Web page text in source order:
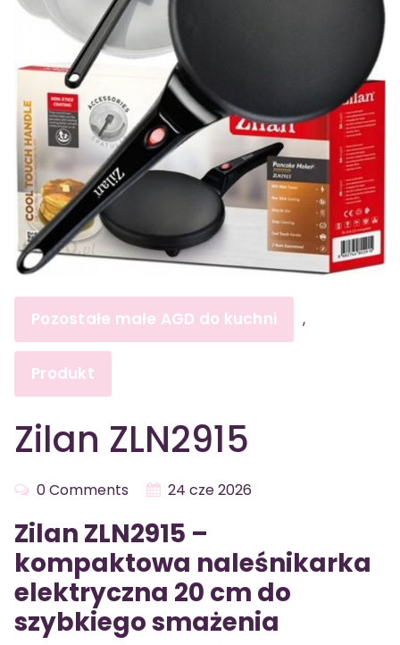
Pozostałe małe AGD do kuchni ,
Produkt
Zilan ZLN2915
0 Comments 24 cze 2026
Zilan ZLN2915 –
kompaktowa naleśnikarka
elektryczna 20 cm do
szybkiego smażenia